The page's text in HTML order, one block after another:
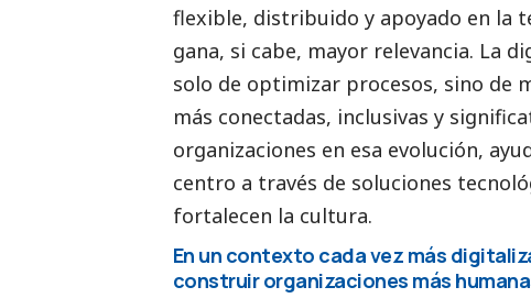
flexible, distribuido y apoyado en la
gana, si cabe, mayor relevancia. La
solo de optimizar procesos, sino de
más conectadas, inclusivas y
organizaciones en esa evolución,
centro a través de soluciones
fortalecen la cultura.
En un contexto cada vez más
construir organizaciones más